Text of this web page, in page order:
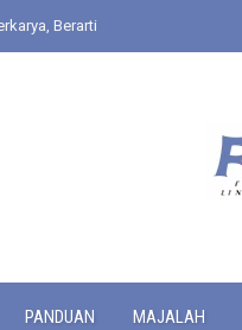
Berarti
PANDUAN MAJALAH